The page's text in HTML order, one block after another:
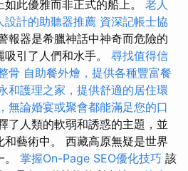
此優雅而非正式的船上。 老人
設計的助聽器推薦 資深記帳士協
報器是希臘神話中神奇而危險的
引了人們和水手。 尋找值得信
骨 自助餐外燴，提供各種豐富餐
和護理之家，提供舒適的居住環
無論婚宴或聚會都能滿足您的口
了人類的軟弱和誘惑的主題，並
藝術中。 西藏高原無疑是世界
掌握On-Page SEO優化技巧 該